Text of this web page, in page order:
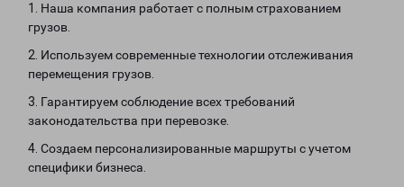
1. Наша компания работает с полным страхованием
грузов.
2. Используем современные технологии отслеживания
перемещения грузов.
3. Гарантируем соблюдение всех требований
законодательства при перевозке.
4. Создаем персонализированные маршруты с учетом
специфики бизнеса.